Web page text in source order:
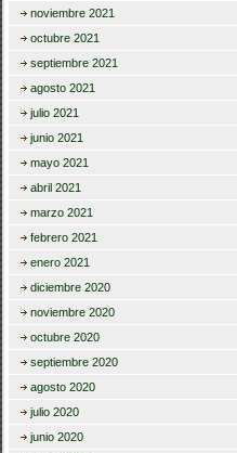
noviembre 2021
octubre 2021
septiembre 2021
agosto 2021
julio 2021
junio 2021
mayo 2021
abril 2021
marzo 2021
febrero 2021
enero 2021
diciembre 2020
noviembre 2020
octubre 2020
septiembre 2020
agosto 2020
julio 2020
junio 2020